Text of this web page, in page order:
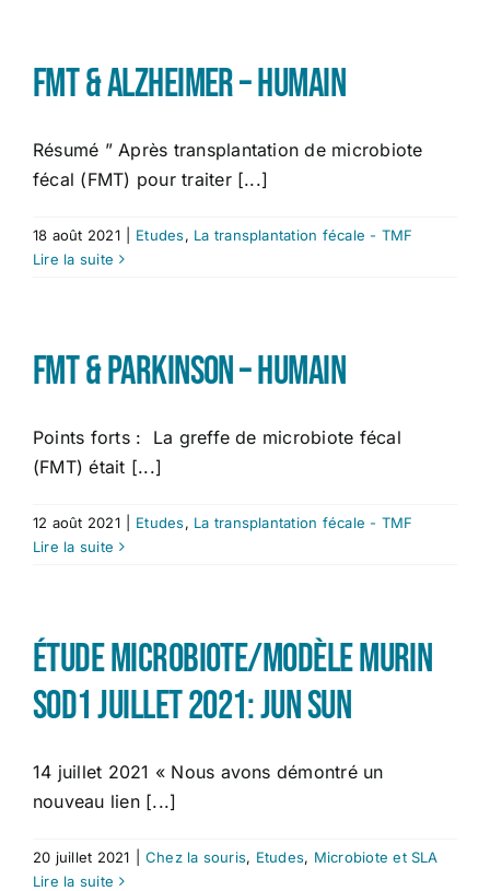
FMT & Alzheimer – Humain
Résumé ” Après transplantation de microbiote
fécal (FMT) pour traiter [...]
18 août 2021 Etudes, La transplantation fécale - TMF
Lire la suite
FMT & Parkinson – Humain
Points forts : La greffe de microbiote fécal
(FMT) était [...]
12 août 2021 Etudes, La transplantation fécale - TMF
Lire la suite
Étude microbiote/modèle murin
SOD1 Juillet 2021: Jun Sun
14 juillet 2021 « Nous avons démontré un
nouveau lien [...]
20 juillet 2021 Chez la souris, Etudes, Microbiote et SLA
Lire la suite